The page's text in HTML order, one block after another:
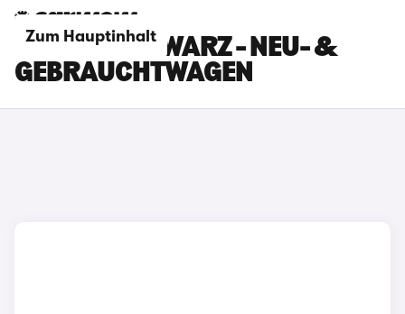
Zum Hauptinhalt
NIO ET5 SCHWARZ - NEU- &
GEBRAUCHTWAGEN